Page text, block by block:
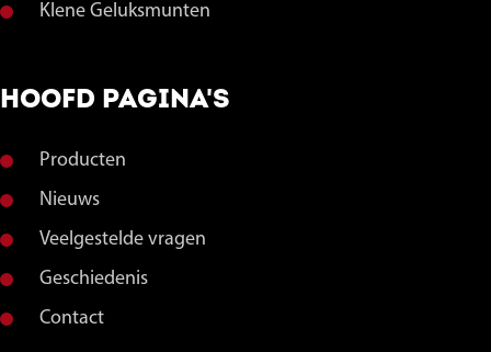
Klene Geluksmunten
HOOFD PAGINA'S
Producten
Nieuws
Veelgestelde vragen
Geschiedenis
Contact